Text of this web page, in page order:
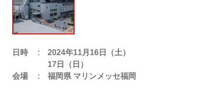
新規会員登録
ログイン
日時
2024年11月16日（土）
17日（日）
会場
福岡県 マリンメッセ福岡